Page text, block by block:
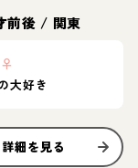
前後 / 関東
♀
大好き
詳細を見る